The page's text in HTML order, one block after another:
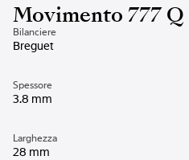
Movimento 777 Q
Bilanciere
Breguet
Spessore
3.8 mm
Larghezza
28 mm